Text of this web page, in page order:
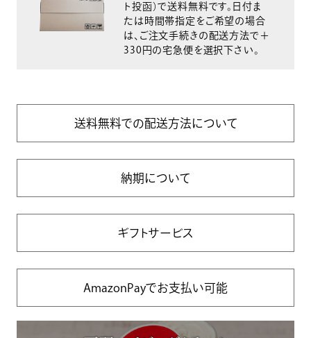
ト投函）で送料無料です。日付ま
たは時間帯指定をご希望の場合
は、ご注文手続きの配送方法で＋
330円の宅急便を選択下さい。
送料無料での配送方法について
納期について
ギフトサービス
AmazonPayでお支払い可能